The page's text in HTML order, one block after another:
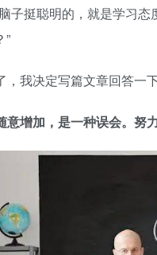
子挺聪明的，就是学习
”
，我决定写篇文章回答一
意增加，是一种误会。努